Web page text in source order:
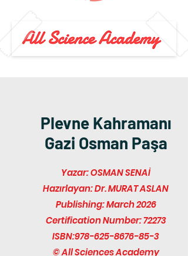
Plevne Kahramanı
Gazi Osman Paşa
Yazar: OSMAN SENAİ
Hazırlayan: Dr. MURAT ASLAN
Publishing: March 2026
Certification Number: 72273
ISBN:978-625-8676-85-3
© All Sciences Academy